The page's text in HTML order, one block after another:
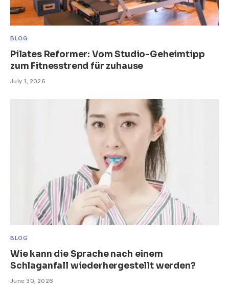
BLOG
Pilates Reformer: Vom Studio-Geheimtipp
zum Fitnesstrend für zuhause
July 1, 2026
BLOG
Wie kann die Sprache nach einem
Schlaganfall wiederhergestellt werden?
June 30, 2026